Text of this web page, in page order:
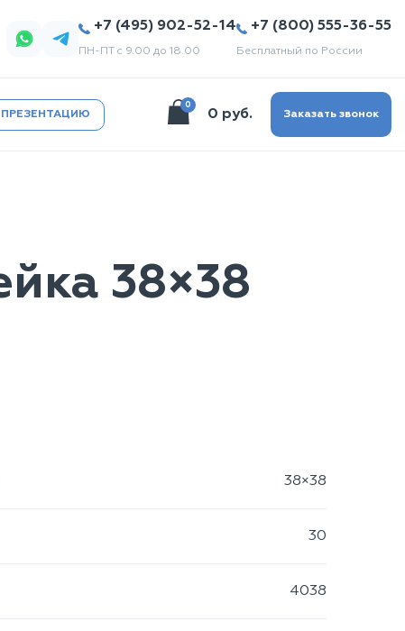
+7 (800) 555-36-55
Бесплатный по России
+7 (495) 902-52-14
ПН-ПТ с 9.00 до 18.00
ПРЕЗЕНТАЦИЮ
0
0 руб. Заказать звонок
38×38
38×38
30
4038